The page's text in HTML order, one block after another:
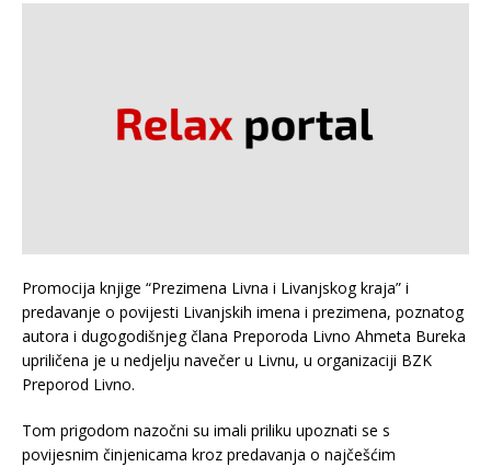
Promocija knjige “Prezimena Livna i Livanjskog kraja” i
predavanje o povijesti Livanjskih imena i prezimena, poznatog
autora i dugogodišnjeg člana Preporoda Livno Ahmeta Bureka
upriličena je u nedjelju navečer u Livnu, u organizaciji BZK
Preporod Livno.
Tom prigodom nazočni su imali priliku upoznati se s
povijesnim činjenicama kroz predavanja o najčešćim